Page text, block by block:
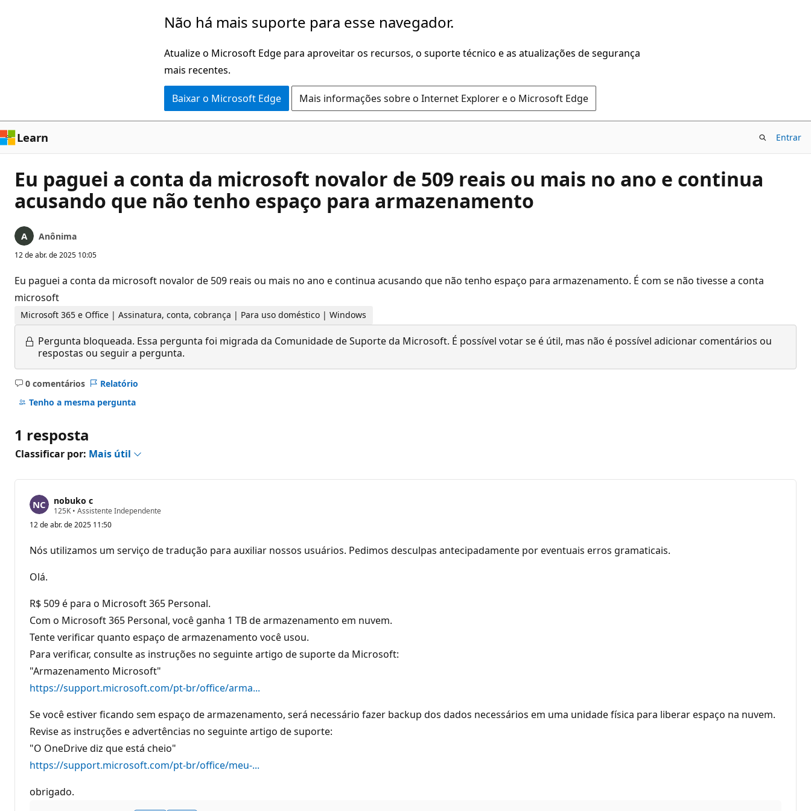
Não há mais suporte para esse navegador.
Atualize o Microsoft Edge para aproveitar os recursos, o suporte técnico e as atualizações de segurança
mais recentes.
Baixar o Microsoft Edge Mais informações sobre o Internet Explorer e o Microsoft Edge
Learn Entrar
Eu paguei a conta da microsoft novalor de 509 reais ou mais no ano e continua
acusando que não tenho espaço para armazenamento
Anônima
12 de abr. de 2025 10:05
Eu paguei a conta da microsoft novalor de 509 reais ou mais no ano e continua acusando que não tenho espaço para armazenamento. É com se não tivesse a conta
microsoft
Microsoft 365 e Office | Assinatura, conta, cobrança | Para uso doméstico | Windows
Pergunta bloqueada. Essa pergunta foi migrada da Comunidade de Suporte da Microsoft. É possível votar se é útil, mas não é possível adicionar comentários ou
respostas ou seguir a pergunta.
0 comentários
Sem
comentários
Relatório
Tenho a mesma pergunta
1 resposta
Classificar por: Mais útil
nobuko c
125K P
n
o
s
p
u
t
ç
o
• Assistente Independente
12 de abr. de 2025 11:50
Nós utilizamos um serviço de tradução para auxiliar nossos usuários. Pedimos desculpas antecipadamente por eventuais erros gramaticais.
Olá.
R$ 509 é para o Microsoft 365 Personal.
Com o Microsoft 365 Personal, você ganha 1 TB de armazenamento em nuvem.
Tente verificar quanto espaço de armazenamento você usou.
Para verificar, consulte as instruções no seguinte artigo de suporte da Microsoft:
"Armazenamento Microsoft"
https://support.microsoft.com/pt-br/office/arma...
Se você estiver ficando sem espaço de armazenamento, será necessário fazer backup dos dados necessários em uma unidade física para liberar espaço na nuvem.
Revise as instruções e advertências no seguinte artigo de suporte:
"O OneDrive diz que está cheio"
https://support.microsoft.com/pt-br/office/meu-...
obrigado.